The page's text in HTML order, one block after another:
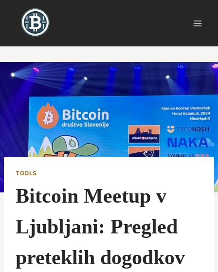
content
TOOLS
Bitcoin Meetup v
Ljubljani: Pregled
preteklih dogodkov